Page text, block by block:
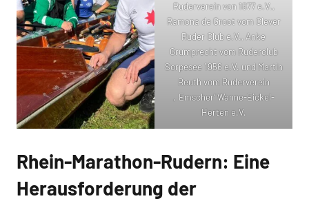
Ruderverein von 1877 e.V.,
Ramona de Groot vom Clever
Ruder Club e.V., Anke
Grumprecht vom Ruderclub
Sorpesee 1956 e.V. und Martin
Beuth vom Ruderverein
‚Emscher‘ Wanne-Eickel-
Herten e.V.
Rhein-Marathon-Rudern: Eine
Herausforderung der